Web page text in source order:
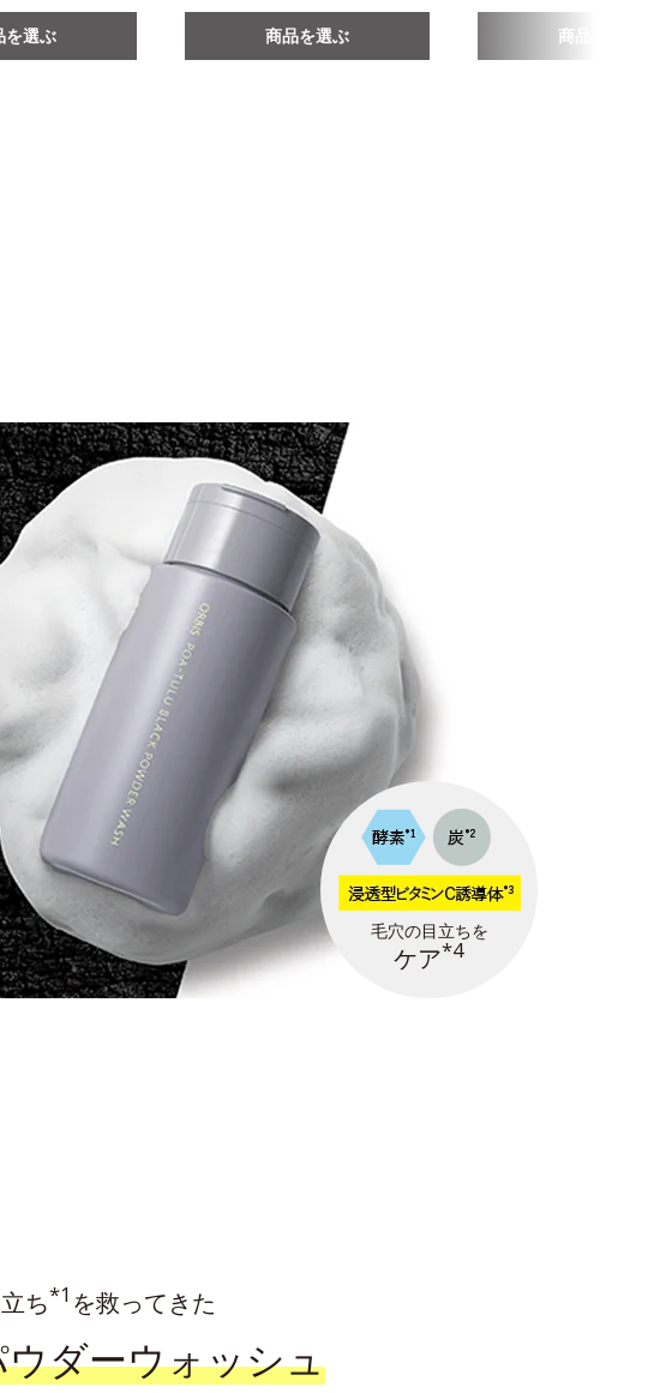
を選ぶ 商品を選ぶ 商品を選ぶ
毛穴の目立ちを
ケア*4
ち*1 を救ってきた
ダーウォッシュ